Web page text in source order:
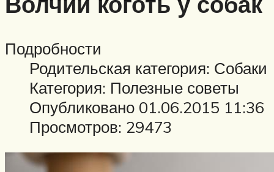
Подробности
Родительская категория: Собаки
Категория: Полезные советы
Опубликовано 01.06.2015 11:36
Просмотров: 29473